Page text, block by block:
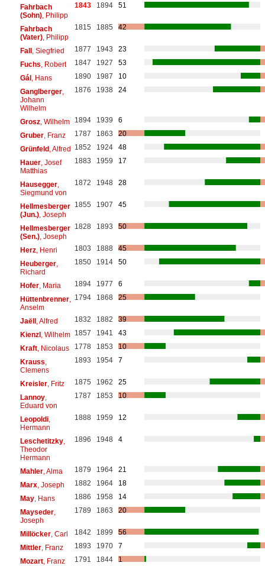
Fahrbach
(Sohn), Philipp
1843 1894 51
Fahrbach
(Vater), Philipp
1815 1885 42
Fall, Siegfried 1877 1943
23
Fuchs , Robert 1847 1927
53
Gál, Hans 1890 1987
10
Ganglberger,
Johann
Wilhelm
1876 1938 24
Grosz, Wilhelm 1894 1939
6
Gruber, Franz 1787 1863
20
Grünfeld, Alfred 1852 1924
48
Hauer, Josef
Matthias
1883 1959 17
Hausegger,
Siegmund von
1872 1948 28
Hellmesberger
(Jun.), Joseph
1855 1907 45
Hellmesberger
(Sen.), Joseph
1828 1893 50
Herz, Henri 1803 1888
45
Heuberger,
Richard
1850 1914 50
Hofer, Maria 1894 1977
6
Hüttenbrenner,
Anselm
1794 1868 25
Jaëll, Alfred 1832 1882
39
Kienzl, Wilhelm 1857 1941
43
Kraft, Nicolaus 1778 1853
10
Krauss
Clemens
1893 1954 7
Kreisler, Fritz 1875 1962
25
Lannoy,
Eduard von
1787 1853 10
Leopoldi,
Hermann
1888 1959 12
Leschetitzky,
Theodor
Hermann
1896 1948 4
Mahler, Alma 1879 1964
21
Marx, Joseph 1882 1964
18
May, Hans 1886 1958
14
Mayseder,
Joseph
1789 1863 20
Millöcker, Carl 1842 1899
56
Mittler, Franz 1893 1970
7
Mozart, Franz
1791 1844 1